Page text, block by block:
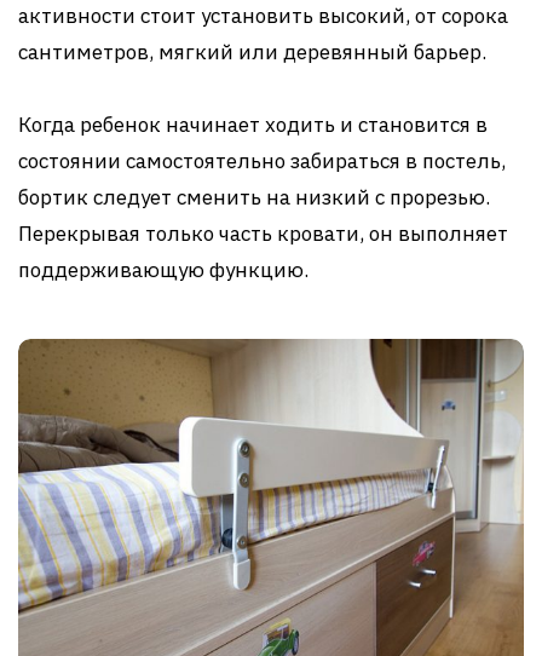
активности стоит установить высокий, от сорока
сантиметров, мягкий или деревянный барьер.
Когда ребенок начинает ходить и становится в
состоянии самостоятельно забираться в постель,
бортик следует сменить на низкий с прорезью.
Перекрывая только часть кровати, он выполняет
поддерживающую функцию.